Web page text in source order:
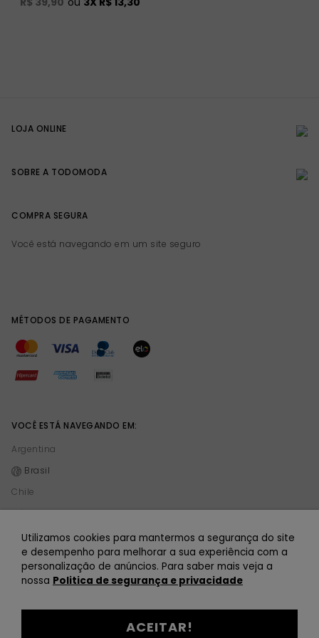
LOJA ONLINE
SOBRE A TODOMODA
COMPRA SEGURA
Você está navegando em um site seguro
MÉTODOS DE PAGAMENTO
VOCÊ ESTÁ NAVEGANDO EM:
Argentina
Brasil
Chile
México
Peru
© 2021 TODOMODA. Todomoda é uma empresa de Vision 101 S.A. CUIT 30-70864841-
4. Todos os direitos reservados.
Utilizamos cookies para mantermos a segurança do site
e desempenho para melhorar a sua experiência com a
personalização de anúncios. Para saber mais veja a
nossa Politica de segurança e privacidade
ACEITAR!